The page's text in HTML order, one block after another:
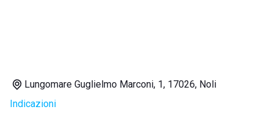
Spiaggia pulita e attrezzata
Personale gentile e disponibile
Lungomare Guglielmo Marconi, 1, 17026, Noli
Indicazioni